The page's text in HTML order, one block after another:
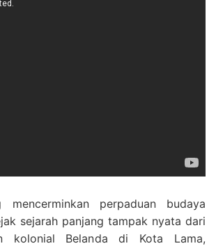
mencerminkan perpaduan budaya
sejarah panjang tampak nyata dari
kolonial Belanda di Kota Lama,